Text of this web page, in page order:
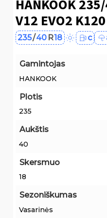
HANKOOK
V12 EVO2
235/40 R18 c
Gamintojas
HANKOOK
Plotis
235
Aukštis
40
Skersmuo
18
Sezoniškumas
Vasarinės